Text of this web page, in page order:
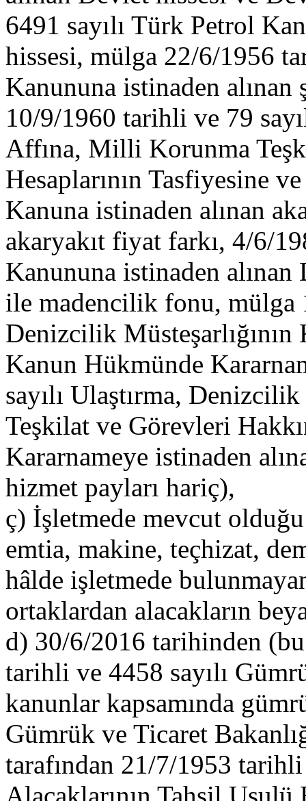
6491 sayılı Türk Petrol
hissesi, mülga 22/6/1956
Kanununa istinaden
10/9/1960 tarihli ve 79
Affına, Milli Korunma
Hesaplarının Tasfiyesine
Kanuna istinaden alınan
akaryakıt fiyat farkı, 4/6/
Kanununa istinaden alınan
ile madencilik fonu, mülga
Denizcilik
Kanun Hükmünde
sayılı Ulaştırma,
Teşkilat ve Görevleri
Kararnameye istinaden
hizmet payları hariç),
ç) İşletmede mevcut
emtia, makine, teçhizat,
hâlde işletmede
ortaklardan alacakların
d) 30/6/2016 tarihinden
tarihli ve 4458 sayılı
kanunlar kapsamında
Gümrük ve Ticaret
tarafından 21/7/1953
Alacaklarının Tahsil